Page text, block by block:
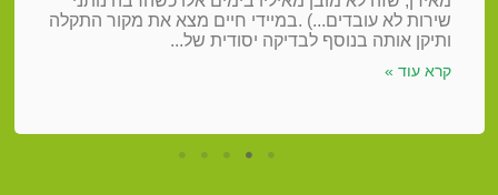
שירות לא עובדים...) .במיידי חיים מצא את מקור התקלה
ותיקן אותה בנוסף לבדיקה יסודית של...
קרא עוד »